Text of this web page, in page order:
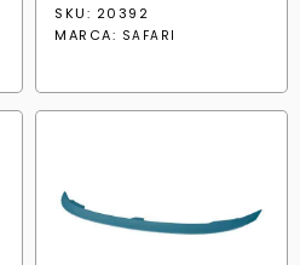
original
SKU: 20392
MARCA: SAFARI